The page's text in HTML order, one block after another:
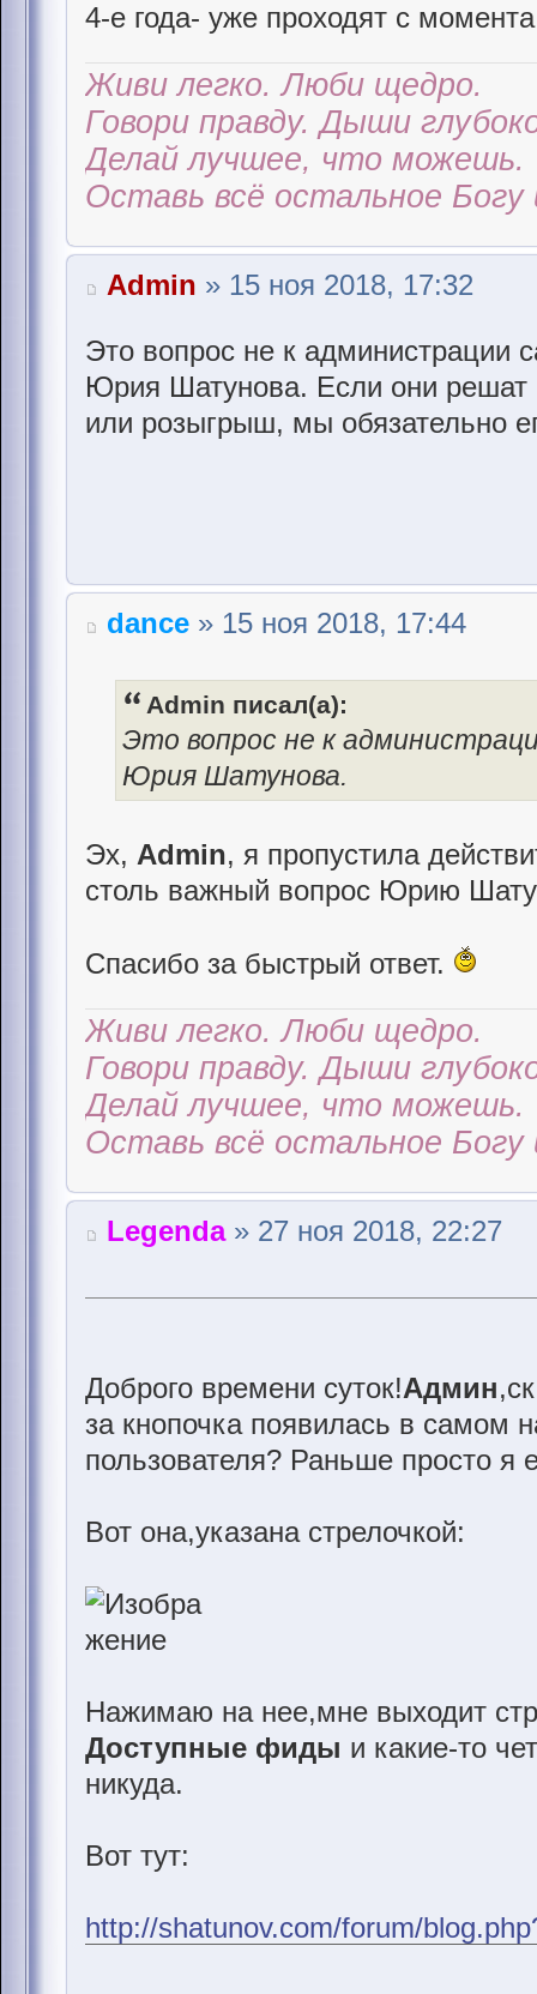
4-е года- уже проходят с
Живи легко. Люби щедро.
Говори правду. Дыши
Делай лучшее, что можешь.
Оставь всё остальное Богу
Admin » 15 ноя 2018, 17:32
Это вопрос не к администрации
Юрия Шатунова. Если они решат
или розыгрыш, мы обязательно
dance » 15 ноя 2018, 17:44
Admin писал(а):
Это вопрос не к
Юрия Шатунова.
Эх, Admin, я пропустила
столь важный вопрос Юрию
Спасибо за быстрый ответ.
Живи легко. Люби щедро.
Говори правду. Дыши
Делай лучшее, что можешь.
Оставь всё остальное Богу
Legenda» 27 ноя 2018, 22:27
Доброго времени суток!Админ
за кнопочка появилась в самом
пользователя? Раньше просто я
Вот она,указана стрелочкой:
Нажимаю на нее,мне выходит
Доступные фиды и какие-то
никуда.
Вот тут:
http://shatunov.com/forum/